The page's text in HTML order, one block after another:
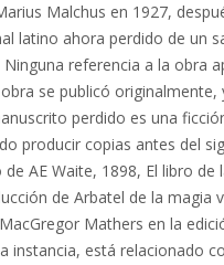
Malchus en 1927,
latino ahora perdido de un
referencia a la obra
se publicó originalmente,
perdido es una
producir copias antes del
AE ​​Waite, 1898, El libro de
de Arbatel de la magia
Mathers en la
instancia, está relacionado